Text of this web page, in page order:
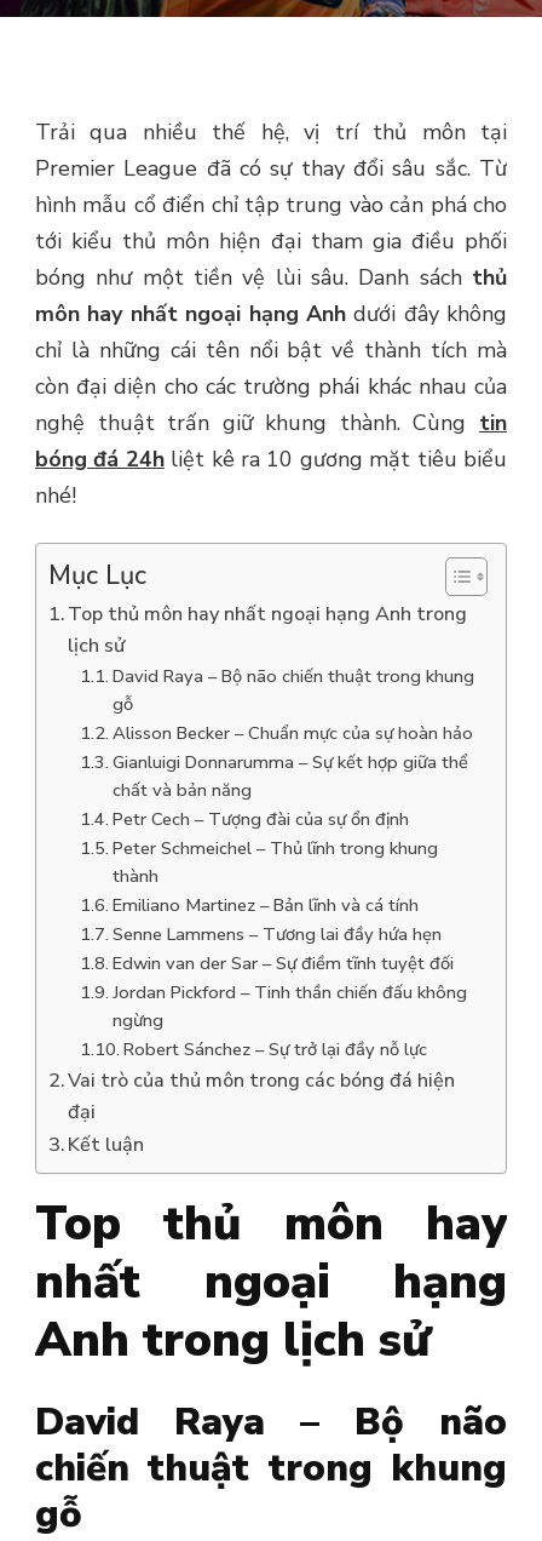
Trải qua nhiều thế hệ, vị trí thủ môn tại
Premier League đã có sự thay đổi sâu sắc. Từ
hình mẫu cổ điển chỉ tập trung vào cản phá cho
tới kiểu thủ môn hiện đại tham gia điều phối
bóng như một tiền vệ lùi sâu. Danh sách thủ
môn hay nhất ngoại hạng Anhdưới đây không
chỉ là những cái tên nổi bật về thành tích mà
còn đại diện cho các trường phái khác nhau của
nghệ thuật trấn giữ khung thành. Cùng tin
bóng đá 24hliệt kê ra 10 gương mặt tiêu biểu
nhé!
Mục Lục
Top thủ môn hay nhất ngoại hạng Anh trong
lịch sử
David Raya – Bộ não chiến thuật trong khung
gỗ
Alisson Becker – Chuẩn mực của sự hoàn hảo
Gianluigi Donnarumma – Sự kết hợp giữa thể
chất và bản năng
Petr Cech – Tượng đài của sự ổn định
Peter Schmeichel – Thủ lĩnh trong khung
thành
Emiliano Martinez – Bản lĩnh và cá tính
Senne Lammens – Tương lai đầy hứa hẹn
Edwin van der Sar – Sự điềm tĩnh tuyệt đối
Jordan Pickford – Tinh thần chiến đấu không
ngừng
Robert Sánchez – Sự trở lại đầy nỗ lực
Vai trò của thủ môn trong các bóng đá hiện
đại
Kết luận
Top thủ môn hay
nhất ngoại hạng
Anh trong lịch sử
David Raya – Bộ não
chiến thuật trong khung
gỗ